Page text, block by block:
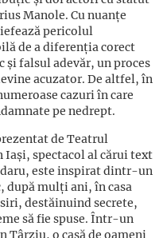
Manole. Cu nuanțe
pericolul
de a diferenția corect
și falsul adevăr, un proces
acuzator. De altfel, în
cazuri în care
pe nedrept.
de Teatrul
spectacol al cărui text
este inspirat dintr-un
după mulți ani, în casa
destăinuind secrete,
să fie spuse. Într-un
Târziu, o casă de oameni